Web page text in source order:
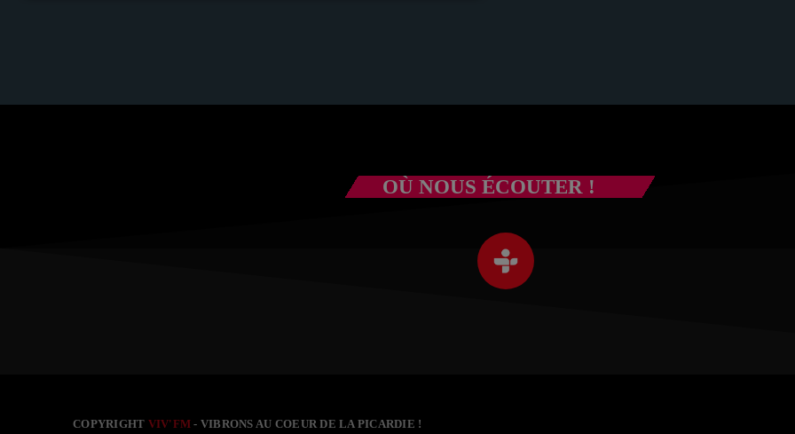
OÙ NOUS ÉCOUTER !
COPYRIGHT VIV'FM - VIBRONS AU COEUR DE LA PICARDIE !